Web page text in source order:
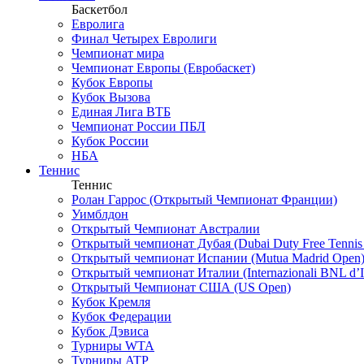
Баскетбол
Евролига
Финал Четырех Евролиги
Чемпионат мира
Чемпионат Европы (Евробаскет)
Кубок Европы
Кубок Вызова
Единая Лига ВТБ
Чемпионат России ПБЛ
Кубок России
НБА
Теннис
Теннис
Ролан Гаррос (Открытый Чемпионат Франции)
Уимблдон
Открытый Чемпионат Австралии
Открытый чемпионат Дубая (Dubai Duty Free Tennis
Открытый чемпионат Испании (Mutua Madrid Open)
Открытый чемпионат Италии (Internazionali BNL
Открытый Чемпионат США (US Open)
Кубок Кремля
Кубок Федерации
Кубок Дэвиса
Турниры WTA
Турниры ATP